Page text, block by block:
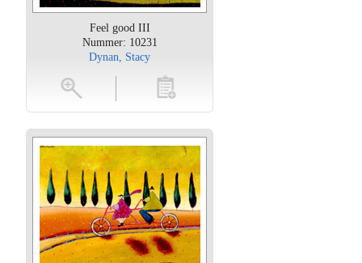
Feel good III
Nummer: 10231
Dynan, Stacy
toevoegen